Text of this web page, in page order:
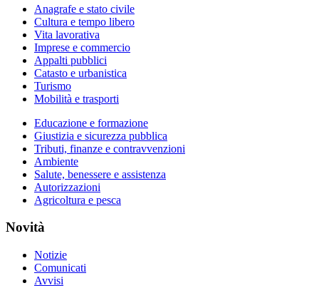
Anagrafe e stato civile
Cultura e tempo libero
Vita lavorativa
Imprese e commercio
Appalti pubblici
Catasto e urbanistica
Turismo
Mobilità e trasporti
Educazione e formazione
Giustizia e sicurezza pubblica
Tributi, finanze e contravvenzioni
Ambiente
Salute, benessere e assistenza
Autorizzazioni
Agricoltura e pesca
Novità
Notizie
Comunicati
Avvisi